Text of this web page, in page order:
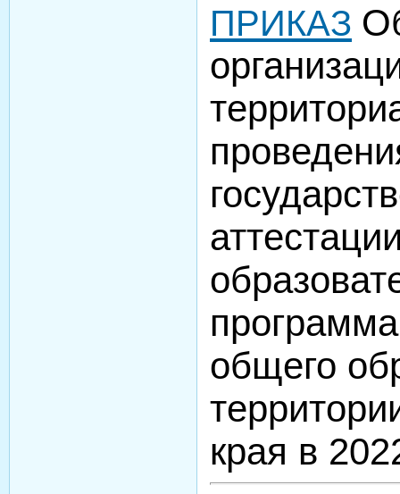
ПРИКАЗ
общего
края в